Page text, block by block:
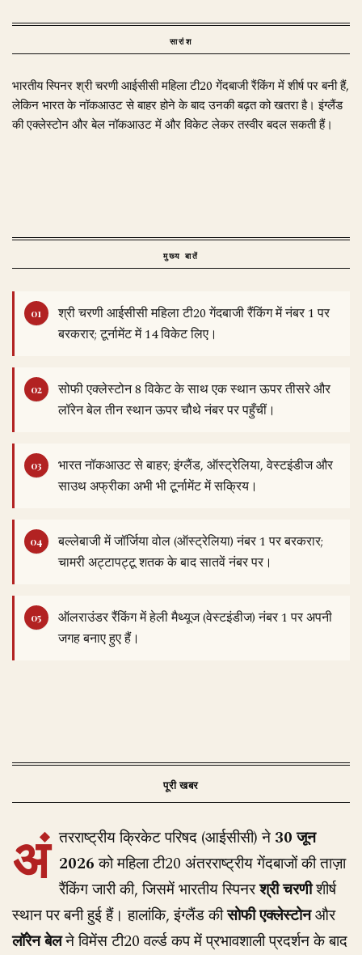
सारांश
भारतीय स्पिनर श्री चरणी आईसीसी महिला टी20 गेंदबाजी रैंकिंग में शीर्ष पर बनी हैं,
लेकिन भारत के नॉकआउट से बाहर होने के बाद उनकी बढ़त को खतरा है। इंग्लैंड
की एक्लेस्टोन और बेल नॉकआउट में और विकेट लेकर तस्वीर बदल सकती हैं।
मुख्य बातें
श्री चरणी आईसीसी महिला टी20 गेंदबाजी रैंकिंग में नंबर 1 पर
बरकरार; टूर्नामेंट में 14 विकेट लिए।
सोफी एक्लेस्टोन 8 विकेट के साथ एक स्थान ऊपर तीसरे और
लॉरेन बेल तीन स्थान ऊपर चौथे नंबर पर पहुँचीं।
भारत नॉकआउट से बाहर; इंग्लैंड, ऑस्ट्रेलिया, वेस्टइंडीज और
साउथ अफ्रीका अभी भी टूर्नामेंट में सक्रिय।
बल्लेबाजी में जॉर्जिया वोल (ऑस्ट्रेलिया) नंबर 1 पर बरकरार;
चामरी अट्टापट्टू शतक के बाद सातवें नंबर पर।
ऑलराउंडर रैंकिंग में हेली मैथ्यूज (वेस्टइंडीज) नंबर 1 पर अपनी
जगह बनाए हुए हैं।
अं तरराष्ट्रीय क्रिकेट परिषद (आईसीसी) ने 30 जून
2026को महिला टी20 अंतरराष्ट्रीय गेंदबाजों की ताज़ा
रैंकिंग जारी की, जिसमें भारतीय स्पिनरश्री चरणीशीर्ष
स्थान पर बनी हुई हैं। हालांकि, इंग्लैंड कीसोफी एक्लेस्टोनऔर
लॉरेन बेलने विमेंस टी20 वर्ल्ड कप में प्रभावशाली प्रदर्शन के बाद